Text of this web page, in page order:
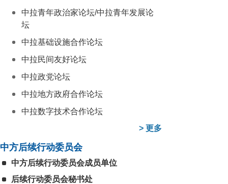
中拉青年政治家论坛/中拉青年发展论
坛
中拉基础设施合作论坛
中拉民间友好论坛
中拉政党论坛
中拉地方政府合作论坛
中拉数字技术合作论坛
> 更多
中方后续行动委员会
中方后续行动委员会成员单位
后续行动委员会秘书处